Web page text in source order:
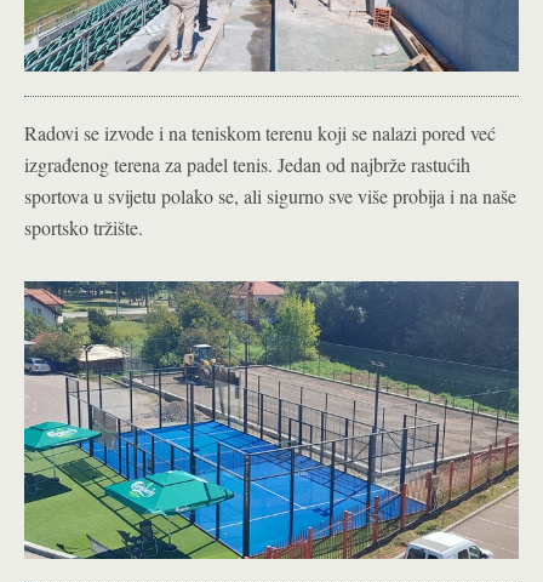
Radovi se izvode i na teniskom terenu koji se nalazi pored već
izgrađenog terena za padel tenis. Jedan od najbrže rastućih
sportova u svijetu polako se, ali sigurno sve više probija i na naše
sportsko tržište.